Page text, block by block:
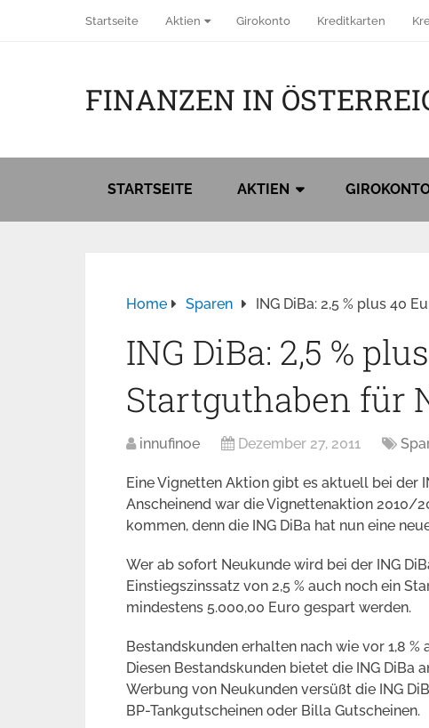
Startseite Aktien Girokonto Kreditkarten
FINANZEN IN
STARTSEITE AKTIEN
Home Sparen ING DiBa: 2,5 % plus 40
ING DiBa: 2,5 %
Startguthaben für
innufinoe Dezember 27, 2011
Eine Vignetten Aktion gibt es aktuell bei der
Anscheinend war die Vignettenaktion 2010/
kommen, denn die ING DiBa hat nun eine
Wer ab sofort Neukunde wird bei der ING
Einstiegszinssatz von 2,5 % auch noch ein
mindestens 5.000,00 Euro gespart werden.
Bestandskunden erhalten nach wie vor 1,8
Diesen Bestandskunden bietet die ING DiBa
Werbung von Neukunden versüßt die ING
BP-Tankgutscheinen oder Billa Gutscheinen.